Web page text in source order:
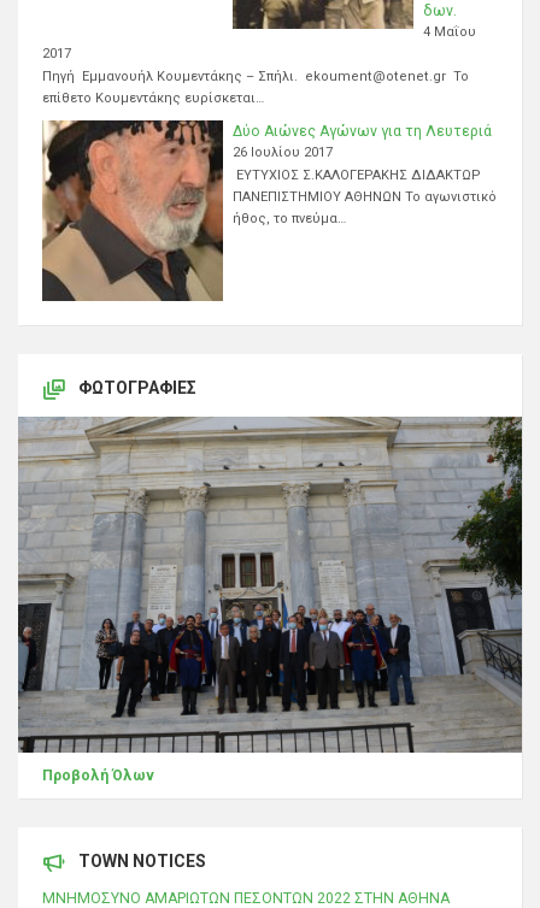
δων.
4 Μαΐου
2017
Πηγή Εμμανουήλ Κουμεντάκης – Σπήλι. ekoument@otenet.gr Το
επίθετο Κουμεντάκης ευρίσκεται…
Δύο Αιώνες Αγώνων για τη Λευτεριά
26 Ιουλίου 2017
ΕΥΤΥΧΙΟΣ Σ.ΚΑΛΟΓΕΡΑΚΗΣ ΔΙΔΑΚΤΩΡ
ΠΑΝΕΠΙΣΤΗΜΙΟΥ ΑΘΗΝΩΝ Το αγωνιστικό
ήθος, το πνεύμα…
ΦΩΤΟΓΡΑΦΊΕΣ
Προβολή Όλων
TOWN NOTICES
ΜΝΗΜΟΣΥΝΟ ΑΜΑΡΙΩΤΩΝ ΠΕΣΟΝΤΩΝ 2022 ΣΤΗΝ ΑΘΗΝΑ